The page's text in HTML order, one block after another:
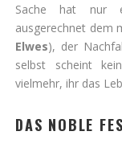
Sache hat nur
ausgerechnet dem
Elwes), der
selbst scheint
vielmehr, ihr das
DAS NOBLE